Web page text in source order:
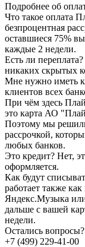
Подробнее об
Что такое оплата
безпроцентная
оставшиеся 75%
каждые 2 недели.
Есть ли переплата?
никаких скрытых
Мне нужно иметь
клиентов всех
При чём здесь
это карта АО
Поэтому мы решили
рассрочкой,
любых банков.
Это кредит? Нет,
оформляется.
Как будут
работает также
Яндекс.Музыка
дальше с вашей
недели.
Остались вопросы?
+7 (499) 229-41-00